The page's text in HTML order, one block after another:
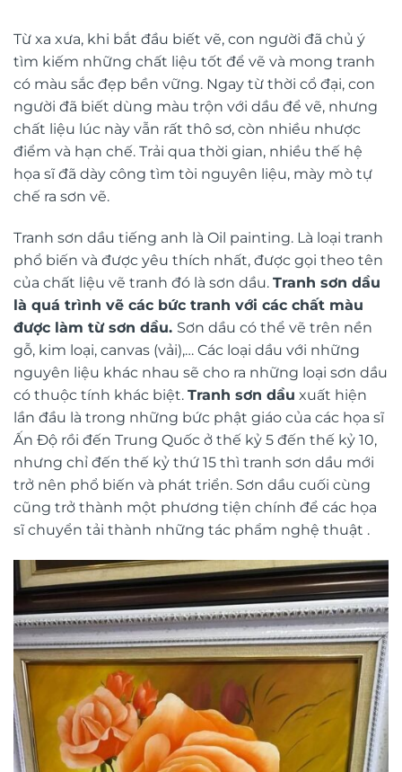
Từ xa xưa, khi bắt đầu biết vẽ, con người đã chủ ý
tìm kiếm những chất liệu tốt để vẽ và mong tranh
có màu sắc đẹp bền vững. Ngay từ thời cổ đại, con
người đã biết dùng màu trộn với dầu để vẽ, nhưng
chất liệu lúc này vẫn rất thô sơ, còn nhiều nhược
điểm và hạn chế. Trải qua thời gian, nhiều thế hệ
họa sĩ đã dày công tìm tòi nguyên liệu, mày mò tự
chế ra sơn vẽ.
Tranh sơn dầu tiếng anh là Oil painting. Là loại tranh
phổ biến và được yêu thích nhất, được gọi theo tên
của chất liệu vẽ tranh đó là sơn dầu. Tranh sơn dầu
là quá trình vẽ các bức tranh với các chất màu
được làm từ sơn dầu. Sơn dầu có thể vẽ trên nền
gỗ, kim loại, canvas (vải),… Các loại dầu với những
nguyên liệu khác nhau sẽ cho ra những loại sơn dầu
có thuộc tính khác biệt. Tranh sơn dầu xuất hiện
lần đầu là trong những bức phật giáo của các họa sĩ
Ấn Độ rồi đến Trung Quốc ở thế kỷ 5 đến thế kỷ 10,
nhưng chỉ đến thế kỷ thứ 15 thì tranh sơn dầu mới
trở nên phổ biến và phát triển. Sơn dầu cuối cùng
cũng trở thành một phương tiện chính để các họa
sĩ chuyển tải thành những tác phẩm nghệ thuật .